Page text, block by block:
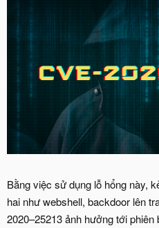
Bằng việc sử dụng lỗ hổng này,
hai như webshell, backdoor lên
2020–25213 ảnh hưởng tới